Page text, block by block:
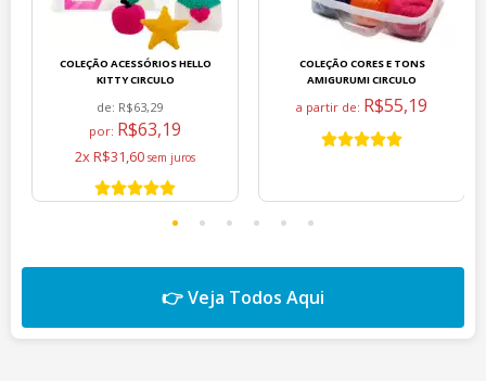
COLEÇÃO ACESSÓRIOS HELLO
KITTY CIRCULO
de: R$63,29
por: R$63,19
2x R$31,60
COLEÇÃO CORES E TONS
AMIGURUMI CIRCULO
a partir de: R$55,19
👉 Veja Todos Aqui